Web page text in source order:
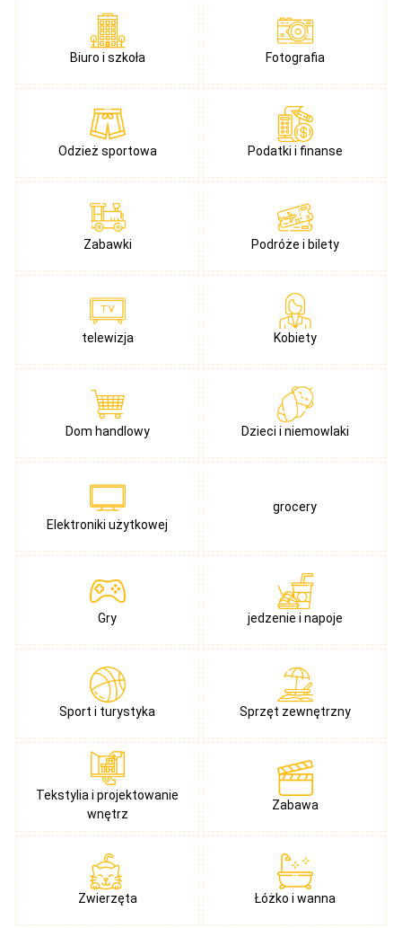
Biuro i szkoła Fotografia
Odzież sportowa Podatki i finanse
Zabawki Podróże i bilety
telewizja Kobiety
Dom handlowy Dzieci i niemowlaki
Elektroniki użytkowej
grocery
Gry jedzenie i napoje
Sport i turystyka Sprzęt zewnętrzny
Tekstylia i projektowanie
wnętrz
Zabawa
Zwierzęta Łóżko i wanna